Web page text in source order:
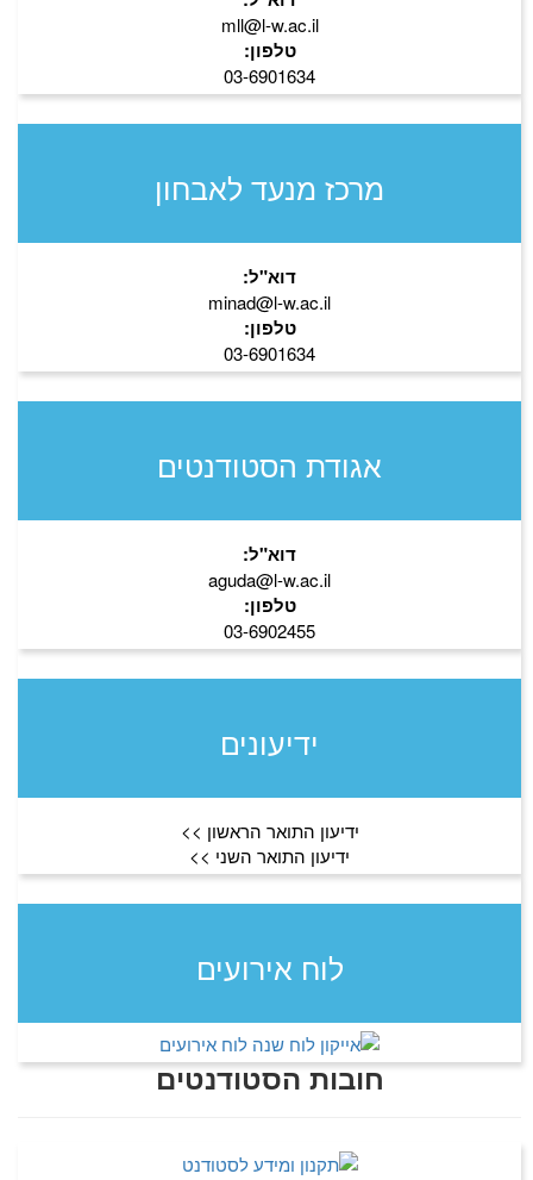
mll@l-w.ac.il
טלפון:
03-6901634
מרכז מנעד לאבחון
דוא"ל:
minad@l-w.ac.il
טלפון:
03-6901634
אגודת הסטודנטים
דוא"ל:
aguda@l-w.ac.il
טלפון:
03-6902455
ידיעונים
ידיעון התואר הראשון >>
ידיעון התואר השני >>
לוח אירועים
חובות הסטודנטים